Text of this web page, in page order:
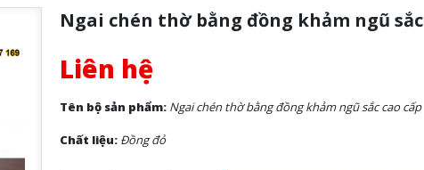
Ngai chén thờ bằng đồng khảm ngũ sắc
Liên hệ
Tên bộ sản phẩm: Ngai chén thờ bằng đồng khảm ngũ sắc cao cấp
Chất liệu: Đồng đỏ